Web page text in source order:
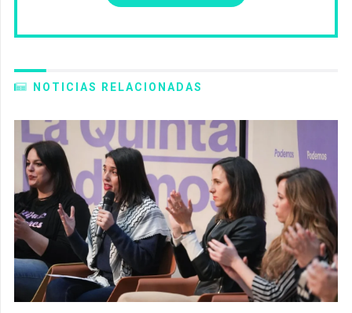
NOTICIAS RELACIONADAS